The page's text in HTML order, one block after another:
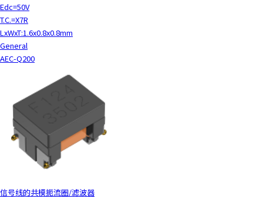
Edc=50V
T.C.=X7R
LxWxT:1.6x0.8x0.8mm
General
AEC-Q200
信号线的共模扼流圈/滤波器